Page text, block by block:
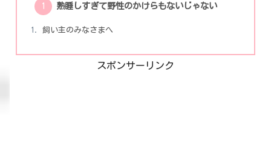
熟睡しすぎて野性のかけらもないじゃない
飼い主のみなさまへ
スポンサーリンク